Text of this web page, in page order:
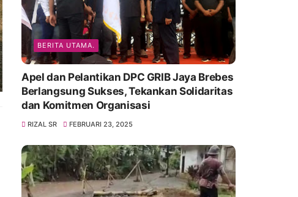
BERITA UTAMA.
Apel dan Pelantikan DPC GRIB Jaya Brebes
Berlangsung Sukses, Tekankan Solidaritas
dan Komitmen Organisasi
RIZAL SR FEBRUARI 23, 2025